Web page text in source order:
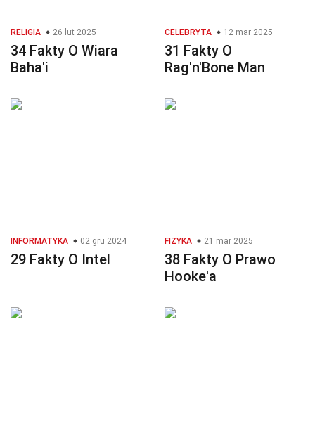
RELIGIA 26 lut 2025
34 Fakty O Wiara
Baha'i
CELEBRYTA 12 mar 2025
31 Fakty O
Rag'n'Bone Man
INFORMATYKA 02 gru 2024
29 Fakty O Intel
FIZYKA 21 mar 2025
38 Fakty O Prawo
Hooke'a